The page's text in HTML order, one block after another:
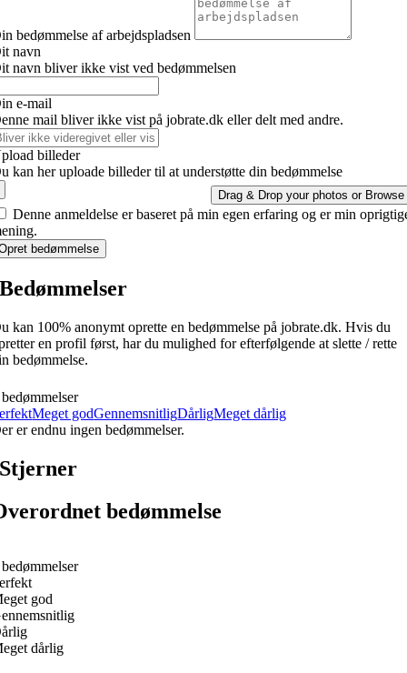
bedømmelse af arbejdspladsen
navn
navn bliver ikke vist ved bedømmelsen
e-mail
mail bliver ikke vist på jobrate.dk eller delt med andre.
billeder
kan her uploade billeder til at understøtte din bedømmelse
Drag & Drop your photos or Browse
Denne anmeldelse er baseret på min egen erfaring og er min
bedømmelse
Bedømmelser
kan 100% anonymt oprette en bedømmelse på jobrate.dk. Hvis du
en profil først, har du mulighed for efterfølgende at slette / rette
bedømmelse.
Meget godGennemsnitligDårligMeget dårlig
er endnu ingen bedømmelser.
Stjerner
bedømmelse
god
dårlig